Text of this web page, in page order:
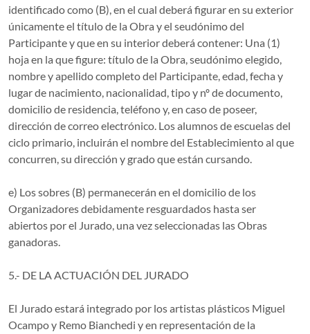
identificado como (B), en el cual deberá figurar en su exterior
únicamente el título de la Obra y el seudónimo del
Participante y que en su interior deberá contener: Una (1)
hoja en la que figure: título de la Obra, seudónimo elegido,
nombre y apellido completo del Participante, edad, fecha y
lugar de nacimiento, nacionalidad, tipo y nº de documento,
domicilio de residencia, teléfono y, en caso de poseer,
dirección de correo electrónico. Los alumnos de escuelas del
ciclo primario, incluirán el nombre del Establecimiento al que
concurren, su dirección y grado que están cursando.
e) Los sobres (B) permanecerán en el domicilio de los
Organizadores debidamente resguardados hasta ser
abiertos por el Jurado, una vez seleccionadas las Obras
ganadoras.
5.- DE LA ACTUACIÓN DEL JURADO
El Jurado estará integrado por los artistas plásticos Miguel
Ocampo y Remo Bianchedi y en representación de la